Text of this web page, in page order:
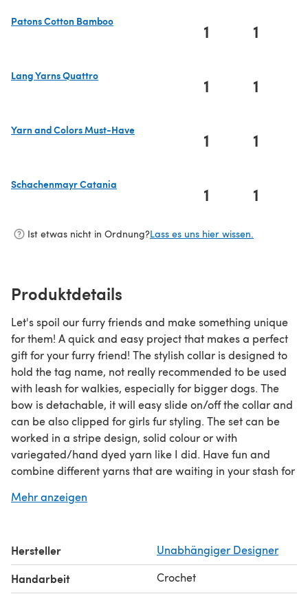
Patons Cotton Bamboo
1 1
Lang Yarns Quattro
1 1
Yarn and Colors Must-Have
1 1
Schachenmayr Catania
1 1
Ist etwas nicht in Ordnung?Lass es uns hier wissen.
Produktdetails
Let's spoil our furry friends and make something unique
for them! A quick and easy project that makes a perfect
gift for your furry friend! The stylish collar is designed to
hold the tag name, not really recommended to be used
with leash for walkies, especially for bigger dogs. The
bow is detachable, it will easy slide on/off the collar and
can be also clipped for girls fur styling. The set can be
worked in a stripe design, solid colour or with
variegated/hand dyed yarn like I did. Have fun and
combine different yarns that are waiting in your stash for
Size: S,M,L easy adjustable for any size
- 20(S), 25(M), 30yds(L) color A, DK/fingering yarn
weight
- 20(S), 25(M), 30yds(L) color B DK/fingering/sport
Mehr anzeigen
Hersteller Unabhängiger Designer
Handarbeit Crochet